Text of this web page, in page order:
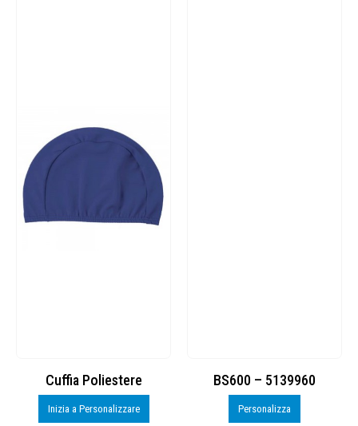
Cuffia Poliestere
Inizia a Personalizzare
BS600 – 5139960
Personalizza